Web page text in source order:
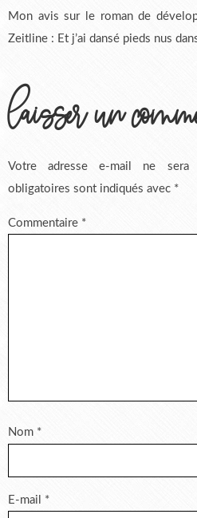
Mon avis sur le roman de
Zeitline : Et j’ai dansé pieds nus
laisser un
Votre adresse e-mail ne sera
obligatoires sont indiqués avec *
Commentaire *
Nom *
E-mail *